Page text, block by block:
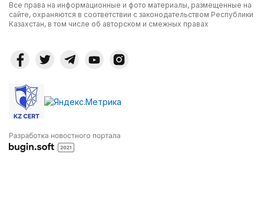
Все права на информационные и фото материалы, размещенные на
сайте, охраняются в соответствии с законодательством Республики
Казахстан, в том числе об авторском и смежных правах